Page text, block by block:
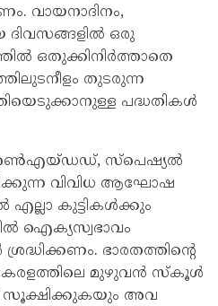
വായനാദിനം,
ദിവസങ്ങളിൽ ഒരു
ഒതുക്കിനിർത്താതെ
തുടരുന്ന
പദ്ധതികൾ
സ്പെഷ്യൽ
വിവിധ ആഘോഷ
എല്ലാ കുട്ടികൾക്കും
ഐക്യസ്വഭാവം
ഭാരതത്തിന്‍റെ
മുഴുവൻ സ്കൂൾ
സൂക്ഷിക്കുകയും അവ